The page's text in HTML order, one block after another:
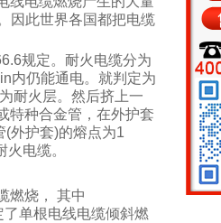
因此世界各国都把电缆
规定。耐火电缆分为
内仍能通电。就判定为
耐火层。然后挤上一
特种合金管，在外护套
(外护套)的熔点为1
电缆。
燃烧， 其中
单根电线电缆倾斜燃